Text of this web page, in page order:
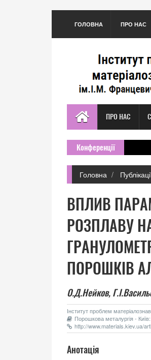
ГОЛОВНА ПРО НАС
ПРО НАС
Конференції
Головна
ВПЛИВ
РОЗПЛАВУ
ПОРОШКІВ
О.Д.Нейков,
Інститут проблем
Порошкова металургія -
http://www.materials.kiev.ua/
Анотація